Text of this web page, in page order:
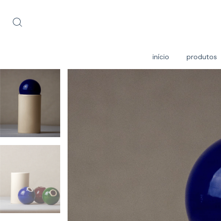
início produtos